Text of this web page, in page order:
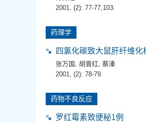
2001, (2): 77-77,103.
药理学
四氯化碳致大鼠肝纤维
张万国 , 胡晋红, 蔡溱
2001, (2): 78-79.
药物不良反应
罗红霉素致便秘1例